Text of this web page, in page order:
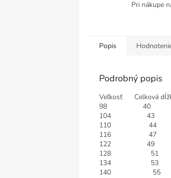
Pri nákupe
Popis
Podrobný popis
Veľkosť Celková
98 40
104
110
116
122
128
134
140